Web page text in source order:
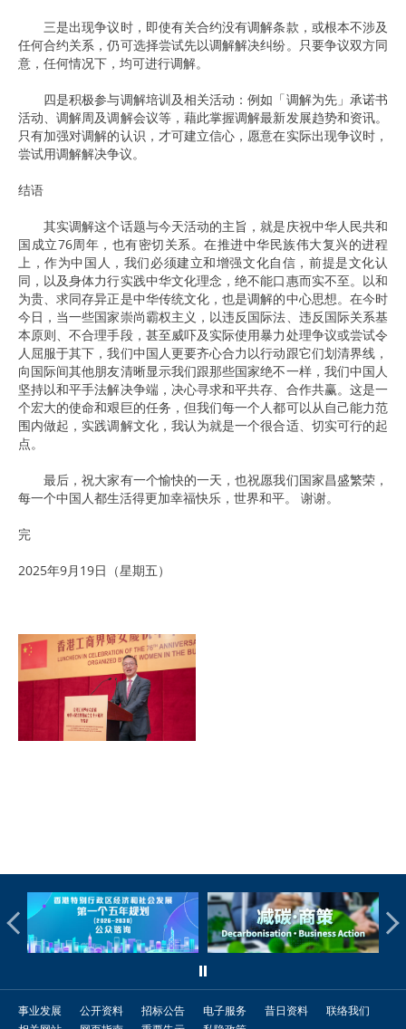
三是出现争议时，即使有关合约没有调解条款，或根本不涉及
任何合约关系，仍可选择尝试先以调解解决纠纷。只要争议双方同
意，任何情况下，均可进行调解。
四是积极参与调解培训及相关活动：例如「调解为先」承诺书
活动、调解周及调解会议等，藉此掌握调解最新发展趋势和资讯。
只有加强对调解的认识，才可建立信心，愿意在实际出现争议时，
尝试用调解解决争议。
结语
其实调解这个话题与今天活动的主旨，就是庆祝中华人民共和
国成立76周年，也有密切关系。在推进中华民族伟大复兴的进程
上，作为中国人，我们必须建立和增强文化自信，前提是文化认
同，以及身体力行实践中华文化理念，绝不能口惠而实不至。以和
为贵、求同存异正是中华传统文化，也是调解的中心思想。在今时
今日，当一些国家崇尚霸权主义，以违反国际法、违反国际关系基
本原则、不合理手段，甚至威吓及实际使用暴力处理争议或尝试令
人屈服于其下，我们中国人更要齐心合力以行动跟它们划清界线，
向国际间其他朋友清晰显示我们跟那些国家绝不一样，我们中国人
坚持以和平手法解决争端，决心寻求和平共存、合作共赢。这是一
个宏大的使命和艰巨的任务，但我们每一个人都可以从自己能力范
围内做起，实践调解文化，我认为就是一个很合适、切实可行的起
点。
最后，祝大家有一个愉快的一天，也祝愿我们国家昌盛繁荣，
每一个中国人都生活得更加幸福快乐，世界和平。 谢谢。
完
2025年9月19日（星期五）
事业发展 公开资料 招标公告 电子服务 昔日资料
联络我们